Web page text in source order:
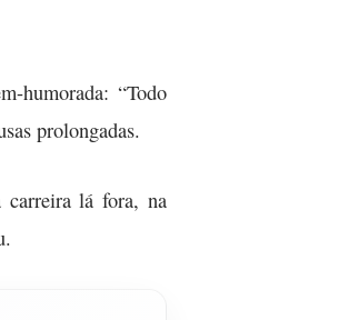
humorada: “Todo
prolongadas.
carreira lá fora, na